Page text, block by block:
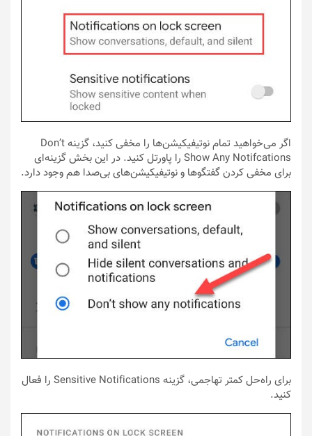
اگر می‌خواهید تمام نوتیفیکیشن‌ها را مخفی کنید، گزینه Don’t
Show Any Notifcations را پاورتل کنید. در این بخش گزینه‌ای
برای مخفی کردن گفتگوها و نوتیفیکیشن‌های بی‌صدا هم وجود دارد.
برای راه‌حل کمتر تهاجمی، گزینه Sensitive Notifications را فعال
کنید.